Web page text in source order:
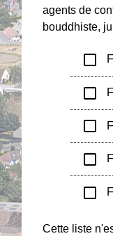
agents de
bouddhiste,
check_box_outline_blank
check_box_outline_blank
check_box_outline_blank
check_box_outline_blank
check_box_outline_blank
Cette liste